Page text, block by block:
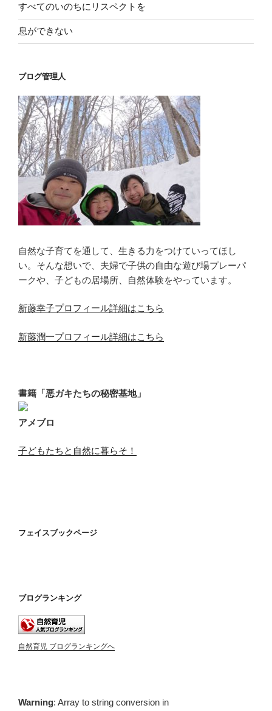
すべてのいのちにリスペクトを
息ができない
ブログ管理人
自然な子育てを通して、生きる力をつけていってほし
い。そんな想いで、夫婦で子供の自由な遊び場プレーパ
ークや、子どもの居場所、自然体験をやっています。
新藤幸子プロフィール詳細はこちら
新藤潤一プロフィール詳細はこちら
書籍「悪ガキたちの秘密基地」
アメブロ
子どもたちと自然に暮らそ！
フェイスブックページ
ブログランキング
自然育児 ブログランキングへ
Warning: Array to string conversion in